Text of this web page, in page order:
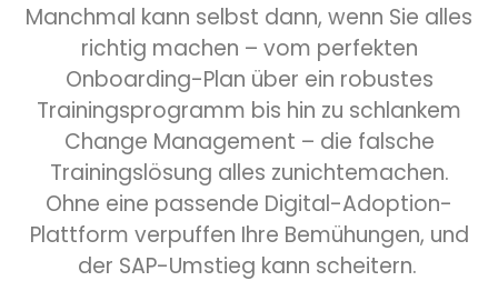
Manchmal kann selbst dann, wenn Sie alles
richtig machen – vom perfekten
Onboarding-Plan über ein robustes
Trainingsprogramm bis hin zu schlankem
Change Management – die falsche
Trainingslösung alles zunichtemachen.
Ohne eine passende Digital-Adoption-
Plattform verpuffen Ihre Bemühungen, und
der SAP-Umstieg kann scheitern.